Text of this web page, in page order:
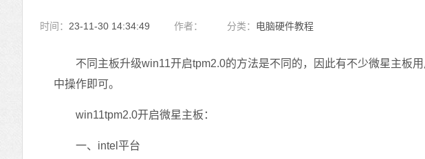
时间： 23-11-30 14:34:49 作者： 分类： 电脑硬件教程
不同主板升级win11开启tpm2.0的方法是不同的，因此有不少微星主板
中操作即可。
win11tpm2.0开启微星主板：
一、intel平台